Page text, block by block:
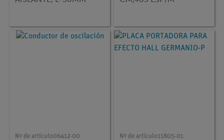
Nº de artículo06412-00 Nº de artículo11805-01